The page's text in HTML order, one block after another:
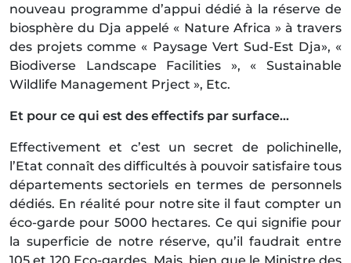
nouveau programme d’appui dédié à la réserve de
biosphère du Dja appelé « Nature Africa » à travers
des projets comme « Paysage Vert Sud-Est Dja», «
Biodiverse Landscape Facilities », « Sustainable
Wildlife Management Prject », Etc.
Et pour ce qui est des effectifs par surface…
Effectivement et c’est un secret de polichinelle,
l’Etat connaît des difficultés à pouvoir satisfaire tous
départements sectoriels en termes de personnels
dédiés. En réalité pour notre site il faut compter un
éco-garde pour 5000 hectares. Ce qui signifie pour
la superficie de notre réserve, qu’il faudrait entre
105 et 120 Eco-gardes. Mais, bien que le Ministre des